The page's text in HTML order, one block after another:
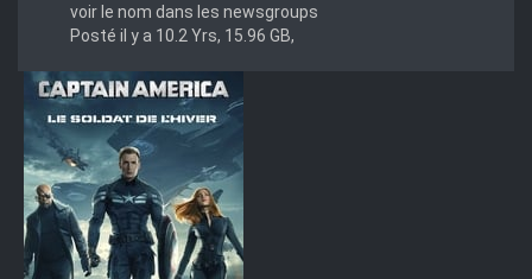
Avenger
voir le nom dans les newsgroups
Posté il y a 10.2 Yrs, 15.96 GB,